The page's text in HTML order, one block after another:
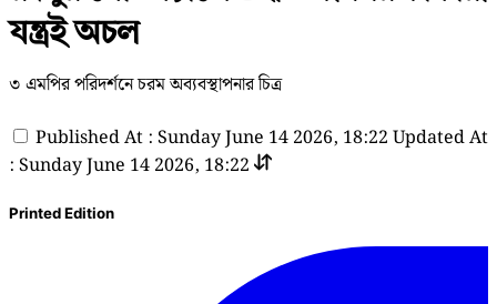
যন্ত্রই অচল
৩ এমপির পরিদর্শনে চরম অব্যবস্থাপনার চিত্র
Published At : Sunday June 14 2026, 18:22 Updated At
: Sunday June 14 2026, 18:22
Printed Edition